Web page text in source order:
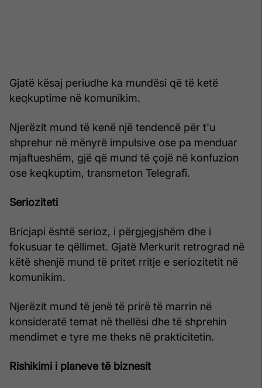
Gjatë kësaj periudhe ka mundësi që të ketë
keqkuptime në komunikim.
Njerëzit mund të kenë një tendencë për t'u
shprehur në mënyrë impulsive ose pa menduar
mjaftueshëm, gjë që mund të çojë në konfuzion
ose keqkuptim, transmeton Telegrafi.
Serioziteti
Bricjapi është serioz, i përgjegjshëm dhe i
fokusuar te qëllimet. Gjatë Merkurit retrograd në
këtë shenjë mund të pritet rritje e seriozitetit në
komunikim.
Njerëzit mund të jenë të prirë të marrin në
konsideratë temat në thellësi dhe të shprehin
mendimet e tyre me theks në prakticitetin.
Rishikimi i planeve të biznesit